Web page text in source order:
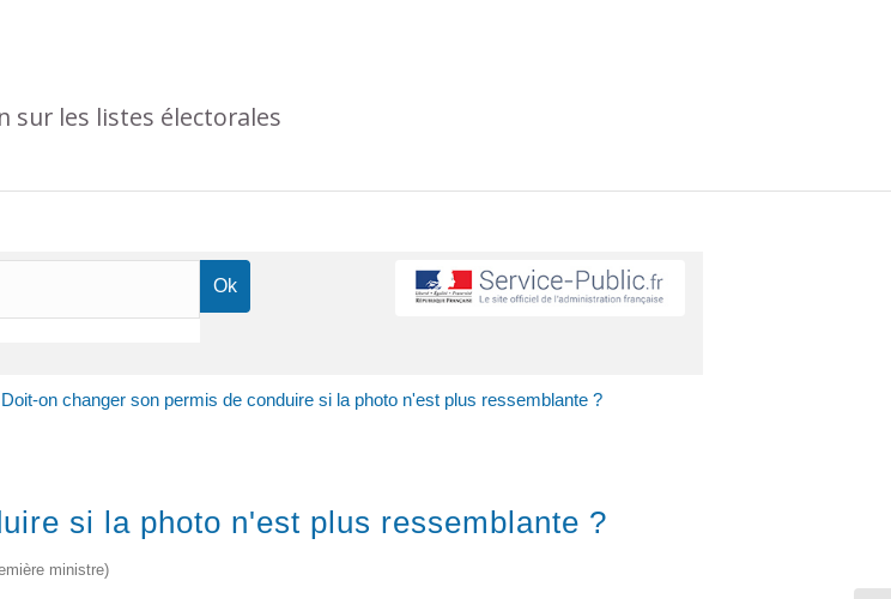
sur les listes électorales
Doit-on changer son permis de conduire si la photo n'est plus ressemblante ?
si la photo n'est plus ressemblante ?
ministre)